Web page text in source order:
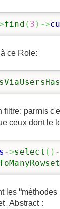
find ( 3 ) ->
ce Role:
filtre: parmis
ceux dont le
->select ( )
les “méthodes
: